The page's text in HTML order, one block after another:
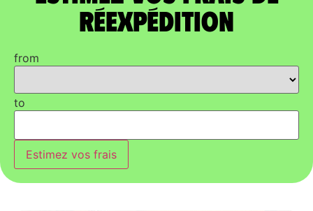
réexpédition
from
to
Estimez vos frais